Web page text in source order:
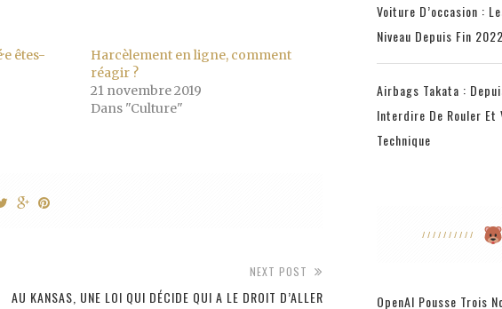
êtes-
Harcèlement en ligne, comment
réagir ?
21 novembre 2019
Dans "Culture"
NEXT POST
AU KANSAS, UNE LOI QUI DÉCIDE QUI A LE DROIT D’ALLER
Voiture D’occasion :
Niveau Depuis Fin 2022
Airbags Takata :
Interdire De Rouler Et
Technique
OpenAI Pousse Trois